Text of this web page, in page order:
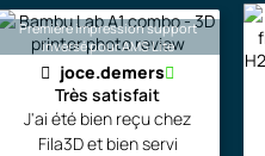
Première impression support
inversé pour AMS Lite
joce.demers
Très satisfait
J'ai été bien reçu chez
Fila3D et bien servi